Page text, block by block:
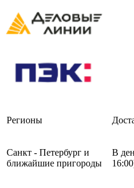
Регионы
Санкт - Петербург и
ближайшие пригороды
В